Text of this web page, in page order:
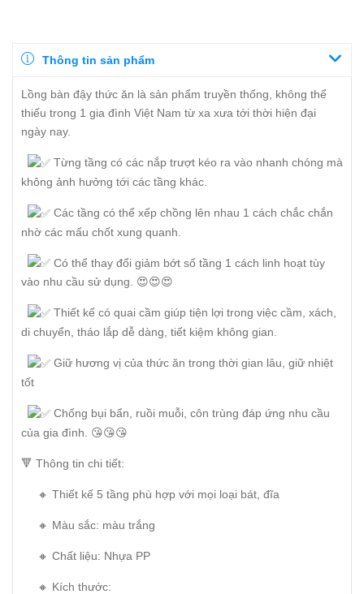
Thông tin sản phẩm
Lồng bàn đậy thức ăn là sản phẩm truyền thống, không thể
thiếu trong 1 gia đình Việt Nam từ xa xưa tới thời hiện đại
ngày nay.
Từng tầng có các nắp trượt kéo ra vào nhanh chóng mà
không ảnh hưởng tới các tầng khác.
Các tầng có thể xếp chồng lên nhau 1 cách chắc chắn
nhờ các mấu chốt xung quanh.
Có thể thay đổi giảm bớt số tầng 1 cách linh hoạt tùy
vào nhu cầu sử dụng. 😍😍😍
Thiết kế có quai cầm giúp tiện lợi trong việc cầm, xách,
di chuyển, tháo lắp dễ dàng, tiết kiệm không gian.
Giữ hương vị của thức ăn trong thời gian lâu, giữ nhiệt
tốt
Chống bụi bẩn, ruồi muỗi, côn trùng đáp ứng nhu cầu
của gia đình. 😘😘😘
🔻 Thông tin chi tiết:
🔸 Thiết kế 5 tầng phù hợp với mọi loại bát, đĩa
🔸 Màu sắc: màu trắng
🔸 Chất liệu: Nhựa PP
🔸 Kích thước: